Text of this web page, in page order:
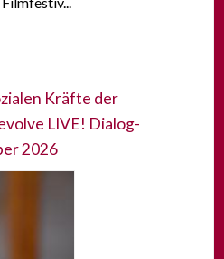
Kräfte der
LIVE! Dialog-
2026